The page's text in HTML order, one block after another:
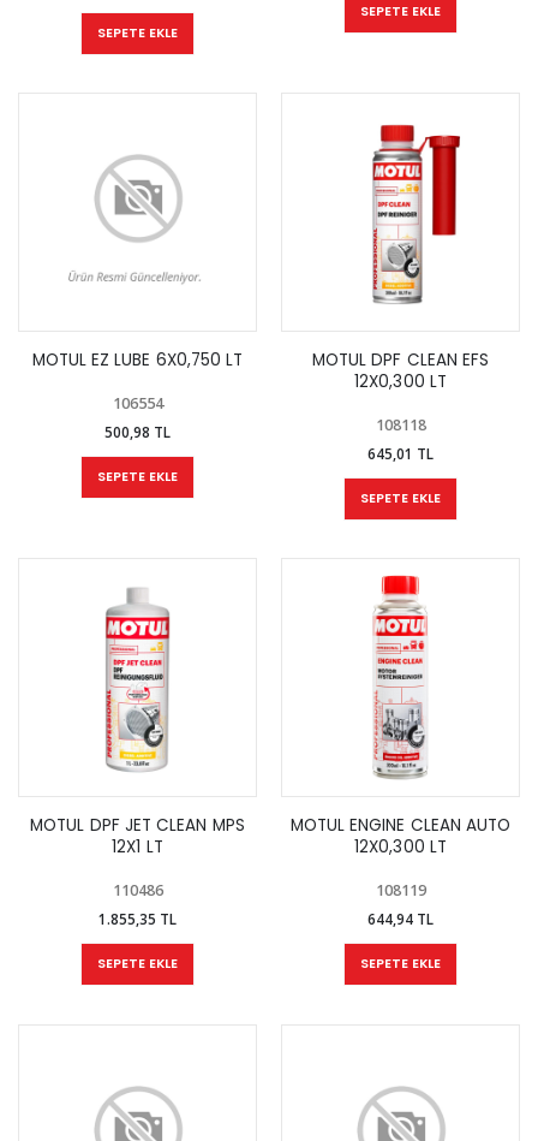
SEPETE EKLE
SEPETE EKLE
MOTUL EZ LUBE 6X0,750 LT
106554
500,98 TL
SEPETE EKLE
MOTUL DPF CLEAN EFS
12X0,300 LT
108118
645,01 TL
SEPETE EKLE
MOTUL DPF JET CLEAN MPS
12X1 LT
110486
1.855,35 TL
SEPETE EKLE
MOTUL ENGINE CLEAN AUTO
12X0,300 LT
108119
644,94 TL
SEPETE EKLE